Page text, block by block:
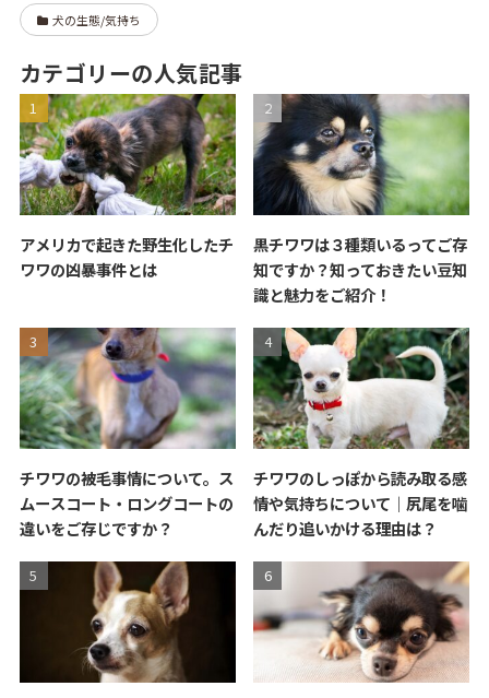
犬の生態/気持ち
カテゴリーの人気記事
アメリカで起きた野生化したチ
ワワの凶暴事件とは
黒チワワは３種類いるってご存
知ですか？知っておきたい豆知
識と魅力をご紹介！
チワワの被毛事情について。ス
ムースコート・ロングコートの
違いをご存じですか？
チワワのしっぽから読み取る感
情や気持ちについて｜尻尾を噛
んだり追いかける理由は？